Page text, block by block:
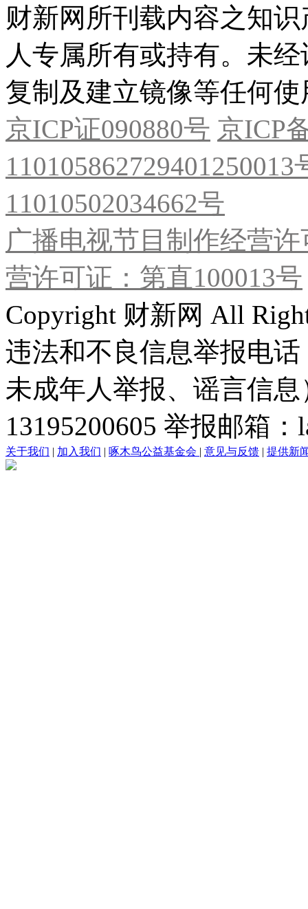
财新网所刊载内容之知
人专属所有或持有。未
复制及建立镜像等任何使
京ICP证090880号 京ICP
11010502034662号
广播电视节目制作经营
营许可证：第直100013号
Copyright 财新网 All
违法和不良信息举报电
未成年人举报、谣言信
13195200605 举报邮箱
关于我们 | 加入我们 | 啄木鸟公益基金会 | 意见与反馈 | 提供新